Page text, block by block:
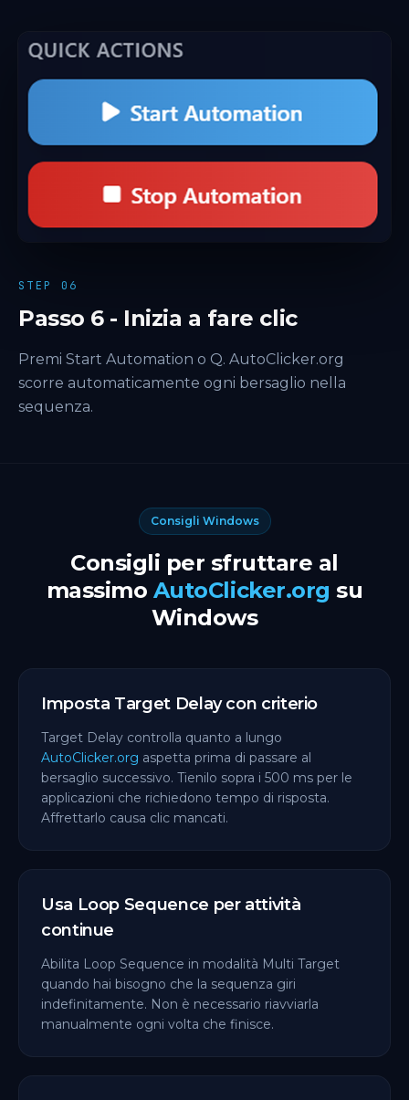
STEP 06
Passo 6 - Inizia a fare clic
Premi Start Automation o Q. AutoClicker.org
scorre automaticamente ogni bersaglio nella
sequenza.
Consigli Windows
Consigli per sfruttare al
massimo AutoClicker.org su
Windows
Imposta Target Delay con criterio
Target Delay controlla quanto a lungo
AutoClicker.org aspetta prima di passare al
bersaglio successivo. Tienilo sopra i 500 ms per le
applicazioni che richiedono tempo di risposta.
Affrettarlo causa clic mancati.
Usa Loop Sequence per attività
continue
Abilita Loop Sequence in modalità Multi Target
quando hai bisogno che la sequenza giri
indefinitamente. Non è necessario riavviarla
manualmente ogni volta che finisce.